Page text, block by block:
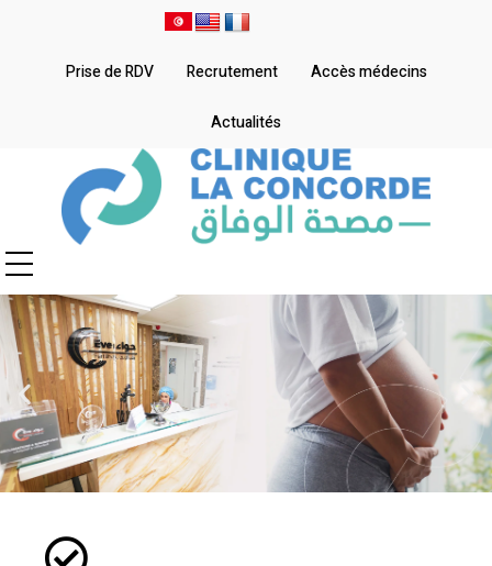
Prise de RDV Recrutement Accès médecins
Actualités